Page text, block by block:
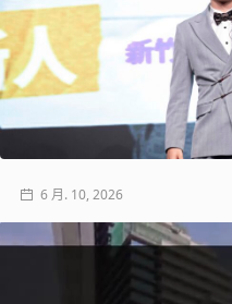
6 月. 10, 2026